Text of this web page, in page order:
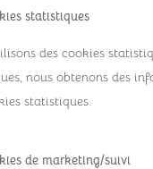
statistiques
des cookies
nous obtenons des
statistiques.
de marketing/suivi